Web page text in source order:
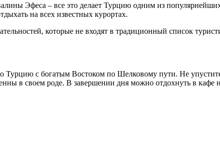
Эфеса – все это делает Турцию одним из
на всех известных курортах.
которые не входят в традиционный список
Турцию с богатым Востоком по Шелковому пути. Не
в своем роде. В завершении дня можно отдохнуть в кафе